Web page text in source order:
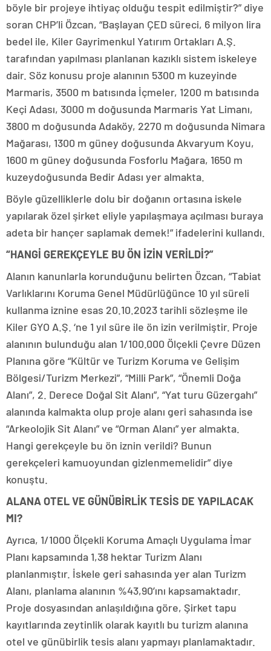
böyle bir projeye ihtiyaç olduğu tespit edilmiştir?” diye
soran CHP’li Özcan, “Başlayan ÇED süreci, 6 milyon lira
bedel ile, Kiler Gayrimenkul Yatırım Ortakları A.Ş.
tarafından yapılması planlanan kazıklı sistem iskeleye
dair. Söz konusu proje alanının 5300 m kuzeyinde
Marmaris, 3500 m batısında İçmeler, 1200 m batısında
Keçi Adası, 3000 m doğusunda Marmaris Yat Limanı,
3800 m doğusunda Adaköy, 2270 m doğusunda Nimara
Mağarası, 1300 m güney doğusunda Akvaryum Koyu,
1600 m güney doğusunda Fosforlu Mağara, 1650 m
kuzeydoğusunda Bedir Adası yer almakta.
Böyle güzelliklerle dolu bir doğanın ortasına iskele
yapılarak özel şirket eliyle yapılaşmaya açılması buraya
adeta bir hançer saplamak demek!” ifadelerini kullandı.
“HANGİ GEREKÇEYLE BU ÖN İZİN VERİLDİ?”
Alanın kanunlarla korunduğunu belirten Özcan, “Tabiat
Varlıklarını Koruma Genel Müdürlüğünce 10 yıl süreli
kullanma iznine esas 20.10.2023 tarihli sözleşme ile
Kiler GYO A.Ş. ‘ne 1 yıl süre ile ön izin verilmiştir. Proje
alanının bulunduğu alan 1/100.000 Ölçekli Çevre Düzen
Planına göre “Kültür ve Turizm Koruma ve Gelişim
Bölgesi/Turizm Merkezi”, “Milli Park”, “Önemli Doğa
Alanı”, 2. Derece Doğal Sit Alanı”, “Yat turu Güzergahı”
alanında kalmakta olup proje alanı geri sahasında ise
“Arkeolojik Sit Alanı” ve “Orman Alanı” yer almakta.
Hangi gerekçeyle bu ön iznin verildi? Bunun
gerekçeleri kamuoyundan gizlenmemelidir” diye
konuştu.
ALANA OTEL VE GÜNÜBİRLİK TESİS DE YAPILACAK
MI?
Ayrıca, 1/1000 Ölçekli Koruma Amaçlı Uygulama İmar
Planı kapsamında 1,38 hektar Turizm Alanı
planlanmıştır. İskele geri sahasında yer alan Turizm
Alanı, planlama alanının %43,90’ını kapsamaktadır.
Proje dosyasından anlaşıldığına göre, Şirket tapu
kayıtlarında zeytinlik olarak kayıtlı bu turizm alanına
otel ve günübirlik tesis alanı yapmayı planlamaktadır.